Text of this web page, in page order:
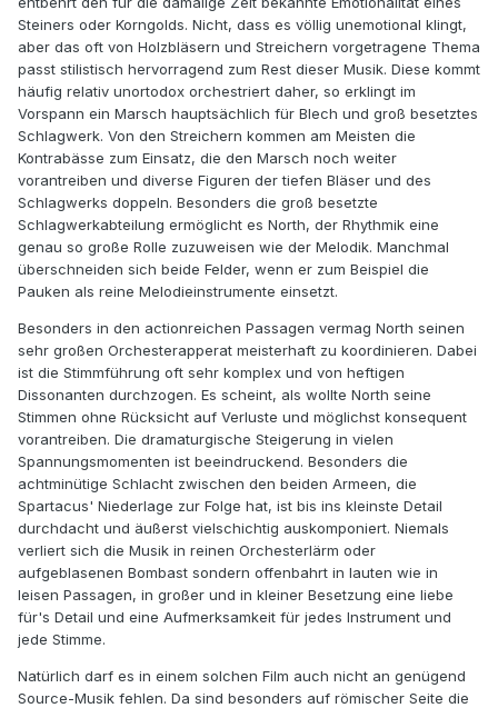
Steiners oder Korngolds. Nicht, dass es völlig unemotional klingt,
aber das oft von Holzbläsern und Streichern vorgetragene Thema
passt stilistisch hervorragend zum Rest dieser Musik. Diese kommt
häufig relativ unortodox orchestriert daher, so erklingt im
Vorspann ein Marsch hauptsächlich für Blech und groß besetztes
Schlagwerk. Von den Streichern kommen am Meisten die
Kontrabässe zum Einsatz, die den Marsch noch weiter
vorantreiben und diverse Figuren der tiefen Bläser und des
Schlagwerks doppeln. Besonders die groß besetzte
Schlagwerkabteilung ermöglicht es North, der Rhythmik eine
genau so große Rolle zuzuweisen wie der Melodik. Manchmal
überschneiden sich beide Felder, wenn er zum Beispiel die
Pauken als reine Melodieinstrumente einsetzt.
Besonders in den actionreichen Passagen vermag North seinen
sehr großen Orchesterapperat meisterhaft zu koordinieren. Dabei
ist die Stimmführung oft sehr komplex und von heftigen
Dissonanten durchzogen. Es scheint, als wollte North seine
Stimmen ohne Rücksicht auf Verluste und möglichst konsequent
vorantreiben. Die dramaturgische Steigerung in vielen
Spannungsmomenten ist beeindruckend. Besonders die
achtminütige Schlacht zwischen den beiden Armeen, die
Spartacus' Niederlage zur Folge hat, ist bis ins kleinste Detail
durchdacht und äußerst vielschichtig auskomponiert. Niemals
verliert sich die Musik in reinen Orchesterlärm oder
aufgeblasenen Bombast sondern offenbahrt in lauten wie in
leisen Passagen, in großer und in kleiner Besetzung eine liebe
für's Detail und eine Aufmerksamkeit für jedes Instrument und
jede Stimme.
Natürlich darf es in einem solchen Film auch nicht an genügend
Source-Musik fehlen. Da sind besonders auf römischer Seite die